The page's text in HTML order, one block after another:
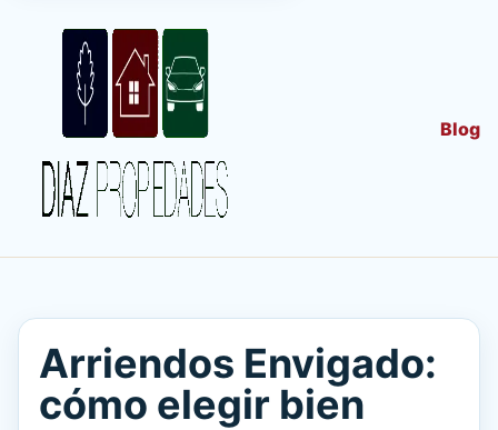
Blog
Arriendos Envigado:
cómo elegir bien